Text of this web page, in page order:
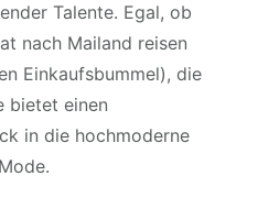
Talente. Egal, ob
nach Mailand reisen
Einkaufsbummel), die
bietet einen
in die hochmoderne